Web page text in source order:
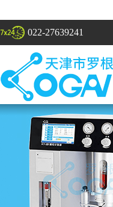
022-27639241